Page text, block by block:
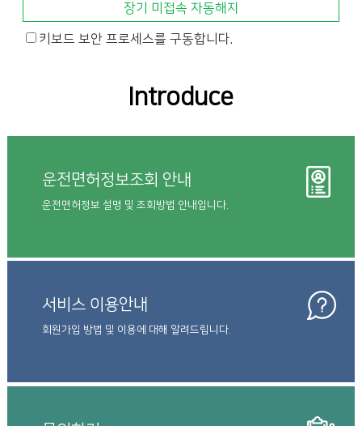
장기 미접속 자동해지
키보드 보안 프로세스를 구동합니다.
Introduce
운전면허정보조회 안내
운전면허정보 설명 및 조회방법 안내입니다.
서비스 이용안내
회원가입 방법 및 이용에 대해 알려드립니다.